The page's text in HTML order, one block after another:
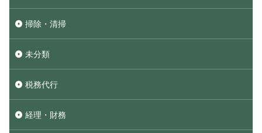
掃除・清掃
未分類
税務代行
経理・財務